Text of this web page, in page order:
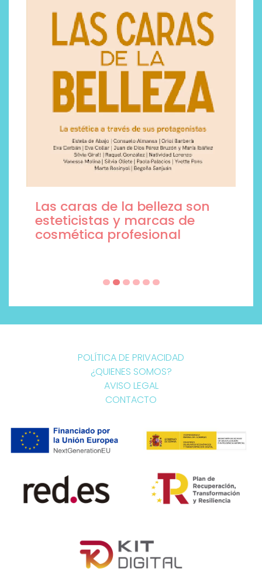
Las caras de la belleza son
esteticistas y marcas de
cosmética profesional
POLÍTICA DE PRIVACIDAD
¿QUIENES SOMOS?
AVISO LEGAL
CONTACTO